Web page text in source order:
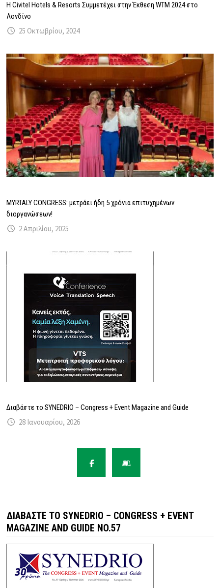
Η Civitel Hotels & Resorts Συμμετέχει στην Έκθεση WTM 2024 στο
Λονδίνο
25 Οκτωβρίου, 2024
MYRTALY CONGRESS: μετράει ήδη 5 χρόνια επιτυχημένων
διοργανώσεων!
2 Απριλίου, 2025
Διαβάστε το SYNEDRIO – Congress + Event Magazine and Guide
28 Ιανουαρίου, 2026
ΔΙΑΒΆΣΤΕ ΤΟ SYNEDRIO – CONGRESS + EVENT
MAGAZINE AND GUIDE NO.57